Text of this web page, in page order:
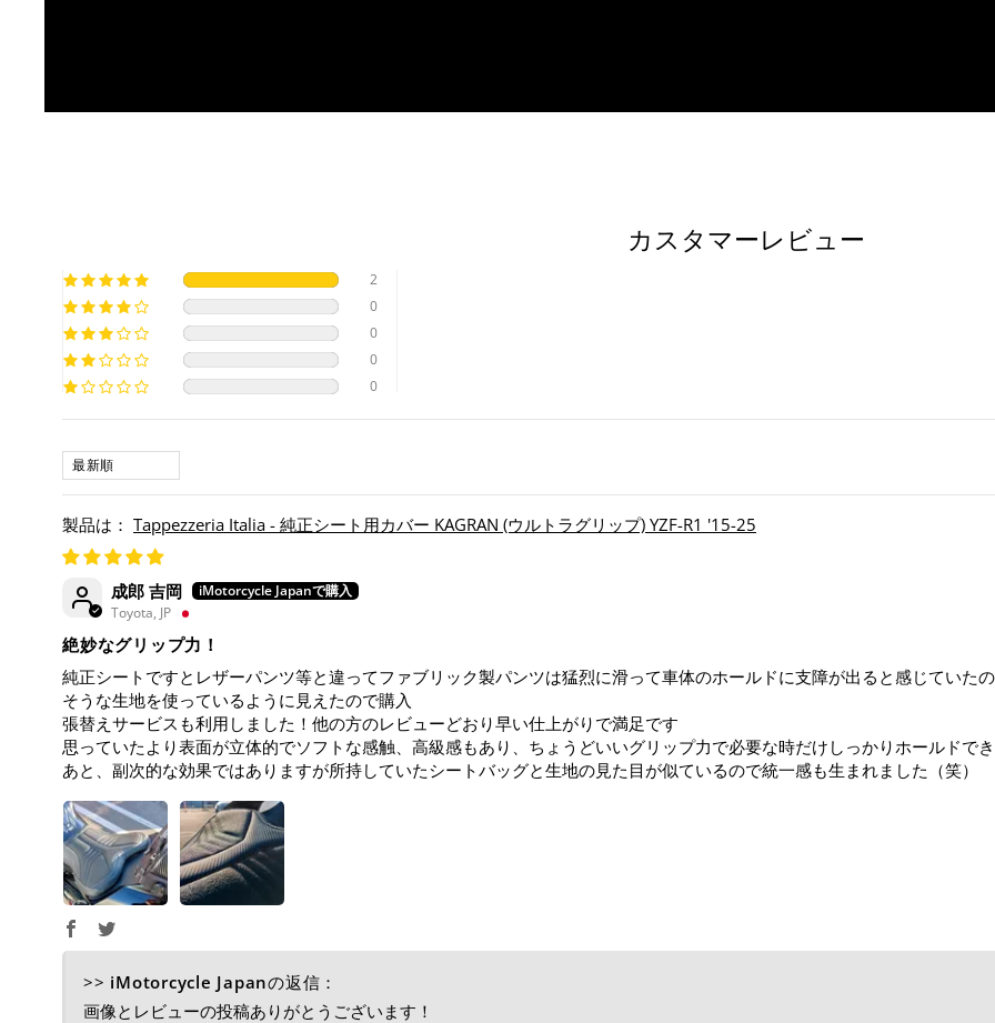
カスタマーレビュー
2
0
0
0
0
SORT BY
Tappezzeria Italia - 純正シート用カバー KAGRAN (ウルトラグリップ) YZF-R1 '15-25
成郎 吉岡
Toyota, JP
絶妙なグリップ力！
純正シートですとレザーパンツ等と違ってファブリック製パンツは猛烈に滑って車体のホールドに支障が出ると感じていた
そうな生地を使っているように見えたので購入
張替えサービスも利用しました！他の方のレビューどおり早い仕上がりで満足です
思っていたより表面が立体的でソフトな感触、高級感もあり、ちょうどいいグリップ力で必要な時だけしっかりホールドで
あと、副次的な効果ではありますが所持していたシートバッグと生地の見た目が似ているので統一感も生まれました（笑）
>> iMotorcycle Japanの返信：
画像とレビューの投稿ありがとうございます！